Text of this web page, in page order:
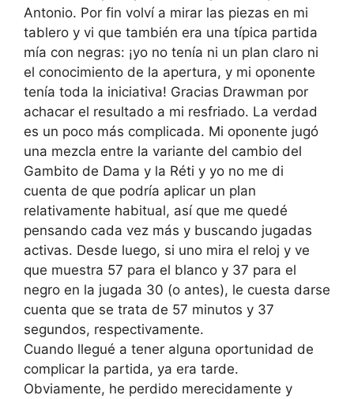
Antonio. Por fin volví a mirar las piezas en mi
tablero y vi que también era una típica partida
mía con negras: ¡yo no tenía ni un plan claro ni
el conocimiento de la apertura, y mi oponente
tenía toda la iniciativa! Gracias Drawman por
achacar el resultado a mi resfriado. La verdad
es un poco más complicada. Mi oponente jugó
una mezcla entre la variante del cambio del
Gambito de Dama y la Réti y yo no me di
cuenta de que podría aplicar un plan
relativamente habitual, así que me quedé
pensando cada vez más y buscando jugadas
activas. Desde luego, si uno mira el reloj y ve
que muestra 57 para el blanco y 37 para el
negro en la jugada 30 (o antes), le cuesta darse
cuenta que se trata de 57 minutos y 37
segundos, respectivamente.
Cuando llegué a tener alguna oportunidad de
complicar la partida, ya era tarde.
Obviamente, he perdido merecidamente y